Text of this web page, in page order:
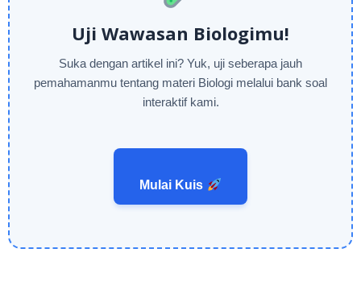
Uji Wawasan Biologimu!
Suka dengan artikel ini? Yuk, uji seberapa jauh
pemahamanmu tentang materi Biologi melalui bank soal
interaktif kami.
Mulai Kuis